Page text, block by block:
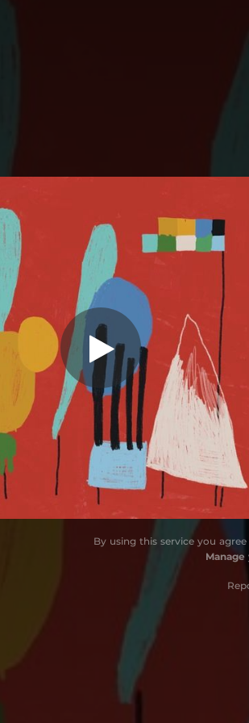
You're all set!
Volver
No Fue Mi Intención
No Los Escuches
No Fue Fácil
Deseo
Dos Extraños
Vuelve a la Vida
By using this service you
Manage